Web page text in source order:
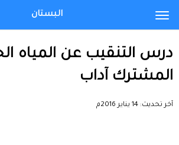
درس التنقيب عن المياه
المشترك آداب
آخر تحديث: 14 يناير 2016م
البستان